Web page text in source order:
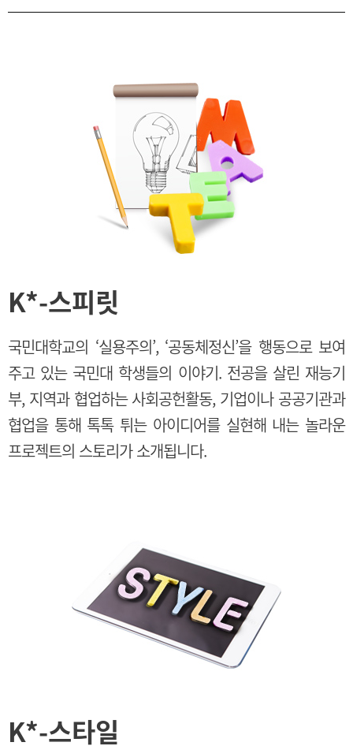
K*-스피릿
국민대학교의 ‘실용주의’, ‘공동체정신’을 행동으로 보여
주고 있는 국민대 학생들의 이야기. 전공을 살린 재능기
부, 지역과 협업하는 사회공헌활동, 기업이나 공공기관과
협업을 통해 톡톡 튀는 아이디어를 실현해 내는 놀라운
프로젝트의 스토리가 소개됩니다.
K*-스타일